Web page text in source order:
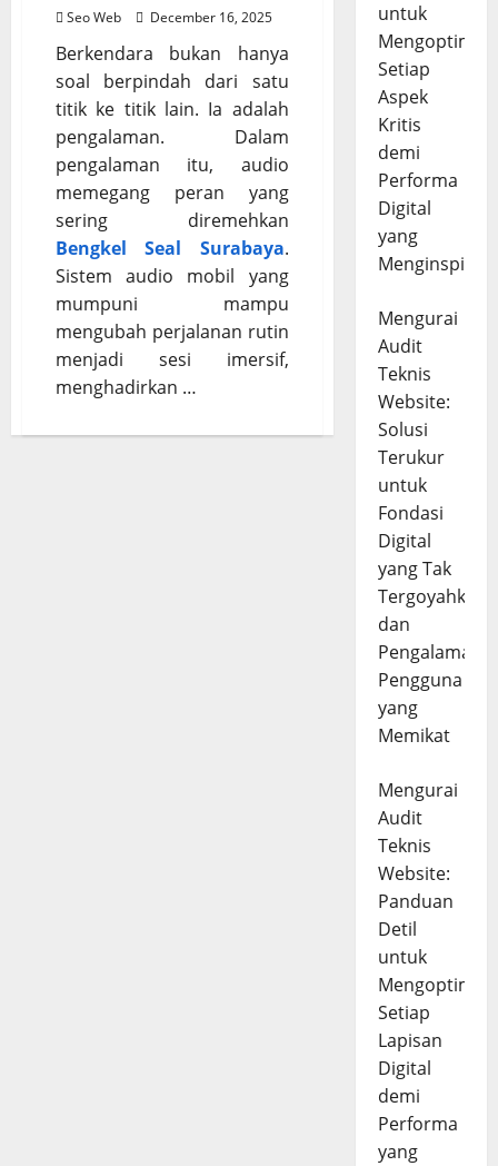
Seo Web December 16, 2025
Berkendara bukan hanya
soal berpindah dari satu
titik ke titik lain. Ia adalah
pengalaman. Dalam
pengalaman itu, audio
memegang peran yang
sering diremehkan
Bengkel Seal Surabaya.
Sistem audio mobil yang
mumpuni mampu
mengubah perjalanan rutin
menjadi sesi imersif,
menghadirkan …
untuk
Setiap
Aspek
Kritis
demi
Performa
Digital
yang
Menginspirasi
Mengurai
Audit
Teknis
Website:
Solusi
Terukur
untuk
Fondasi
Digital
yang Tak
Tergoyahkan
dan
Pengalaman
Pengguna
yang
Memikat
Mengurai
Audit
Teknis
Website:
Panduan
Detil
untuk
Setiap
Lapisan
Digital
demi
Performa
yang